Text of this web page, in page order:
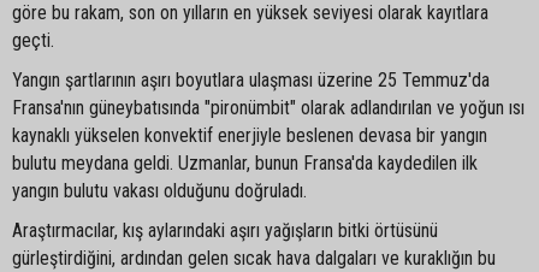
göre bu rakam, son on yılların en yüksek seviyesi olarak kayıtlara
geçti.
Yangın şartlarının aşırı boyutlara ulaşması üzerine 25 Temmuz'da
Fransa'nın güneybatısında "pironümbit" olarak adlandırılan ve yoğun ısı
kaynaklı yükselen konvektif enerjiyle beslenen devasa bir yangın
bulutu meydana geldi. Uzmanlar, bunun Fransa'da kaydedilen ilk
yangın bulutu vakası olduğunu doğruladı.
Araştırmacılar, kış aylarındaki aşırı yağışların bitki örtüsünü
gürleştirdiğini, ardından gelen sıcak hava dalgaları ve kuraklığın bu